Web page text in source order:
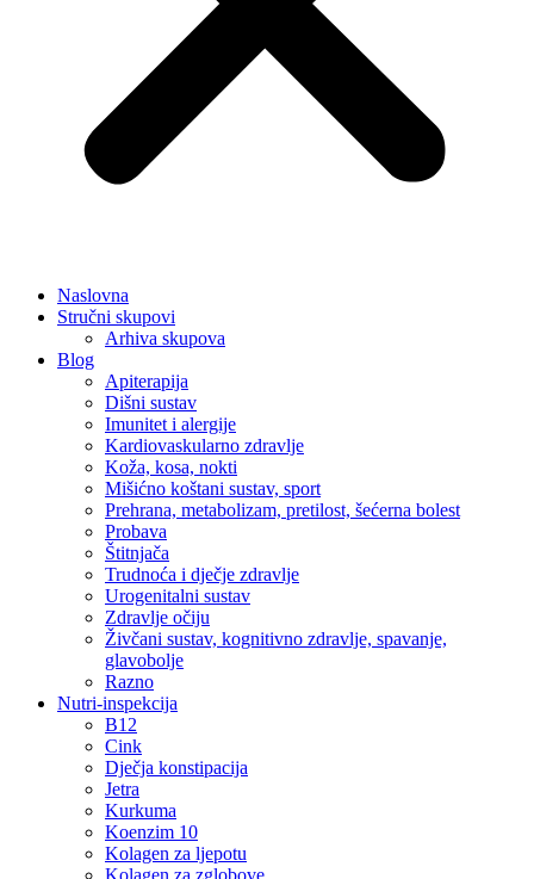
Naslovna
Stručni skupovi
Arhiva skupova
Blog
Apiterapija
Dišni sustav
Imunitet i alergije
Kardiovaskularno zdravlje
Koža, kosa, nokti
Mišićno koštani sustav, sport
Prehrana, metabolizam, pretilost, šećerna bolest
Probava
Štitnjača
Trudnoća i dječje zdravlje
Urogenitalni sustav
Zdravlje očiju
Živčani sustav, kognitivno zdravlje, spavanje,
glavobolje
Razno
Nutri-inspekcija
B12
Cink
Dječja konstipacija
Jetra
Kurkuma
Koenzim 10
Kolagen za ljepotu
Kolagen za zglobove